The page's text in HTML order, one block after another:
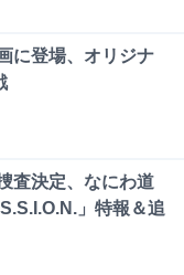
に登場、オリジナ
査決定、なにわ道
」特報＆追